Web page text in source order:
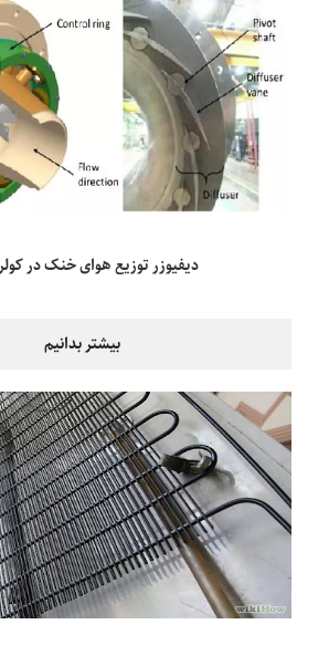
دیفیوزر توزیع هوای خنک در
بیشتر بدانیم